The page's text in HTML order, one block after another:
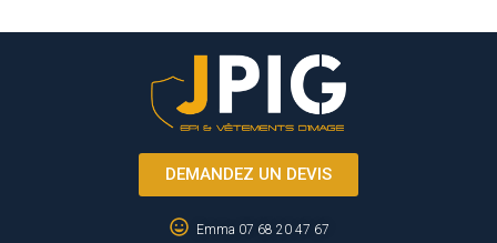
DEMANDEZ UN DEVIS
Emma 07 68 20 47 67